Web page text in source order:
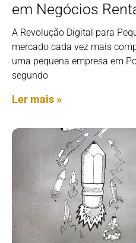
em Negócios
A Revolução Digital para
mercado cada vez mais
uma pequena empresa em
segundo
Ler mais »